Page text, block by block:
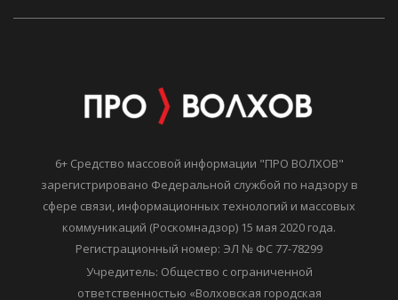
6+ Средство массовой информации "ПРО ВОЛХОВ"
зарегистрировано Федеральной службой по надзору в
сфере связи, информационных технологий и массовых
коммуникаций (Роскомнадзор) 15 мая 2020 года.
Регистрационный номер: ЭЛ № ФС 77-78299